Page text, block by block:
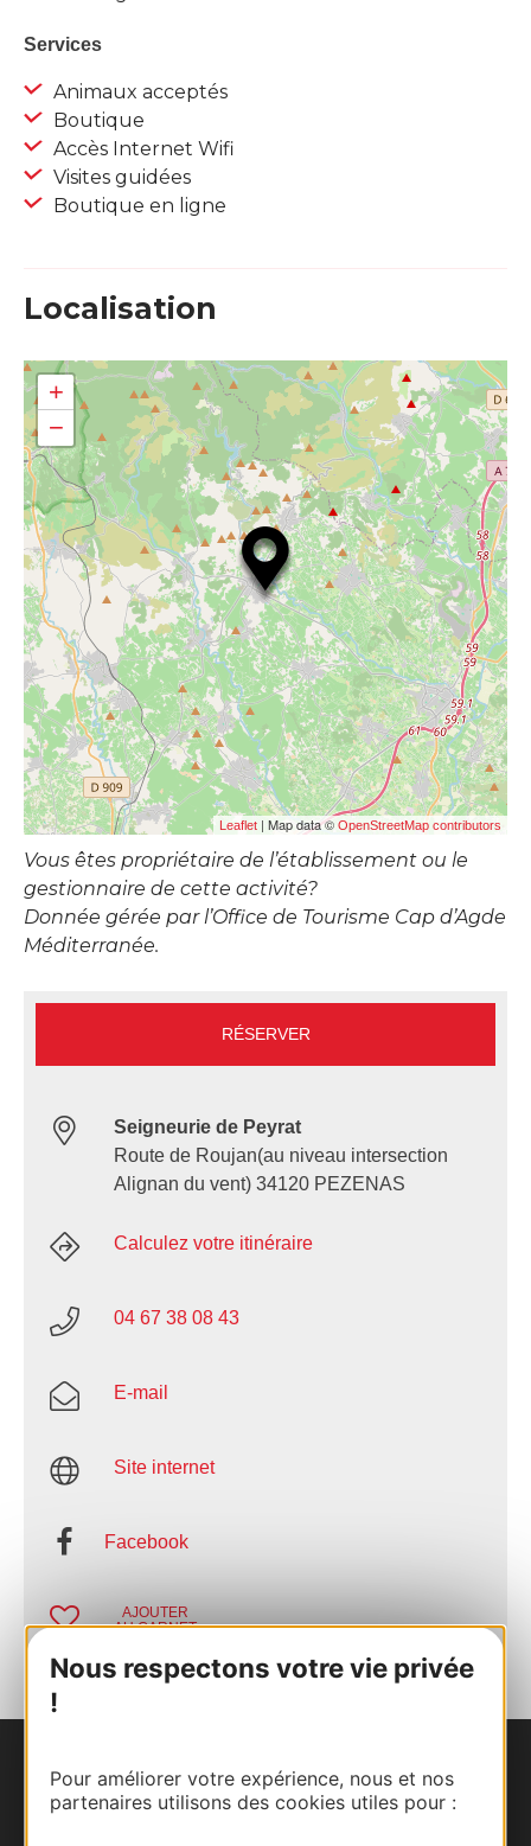
Nous respectons votre vie privée
!
Pour améliorer votre expérience, nous et nos
partenaires utilisons des cookies utiles pour :
Services
Animaux acceptés
Boutique
Accès Internet Wifi
Visites guidées
Boutique en ligne
Localisation
+
−
Leaflet | Map data © OpenStreetMap contributors
Vous êtes propriétaire de l’établissement ou le
gestionnaire de cette activité?
Donnée gérée par l’Office de Tourisme Cap d’Agde
Méditerranée.
RÉSERVER
Seigneurie de Peyrat
Route de Roujan(au niveau intersection
Alignan du vent) 34120 PEZENAS
Calculez votre itinéraire
04 67 38 08 43
E-mail
Site internet
Facebook
AJOUTER
AU CARNET
Nous contacter